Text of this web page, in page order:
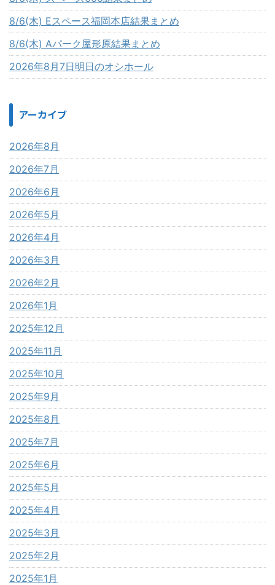
8/6(木) Eスペース福岡本店結果まとめ
8/6(木) Aパーク屋形原結果まとめ
2026年8月7日明日のオシホール
アーカイブ
2026年8月
2026年7月
2026年6月
2026年5月
2026年4月
2026年3月
2026年2月
2026年1月
2025年12月
2025年11月
2025年10月
2025年9月
2025年8月
2025年7月
2025年6月
2025年5月
2025年4月
2025年3月
2025年2月
2025年1月